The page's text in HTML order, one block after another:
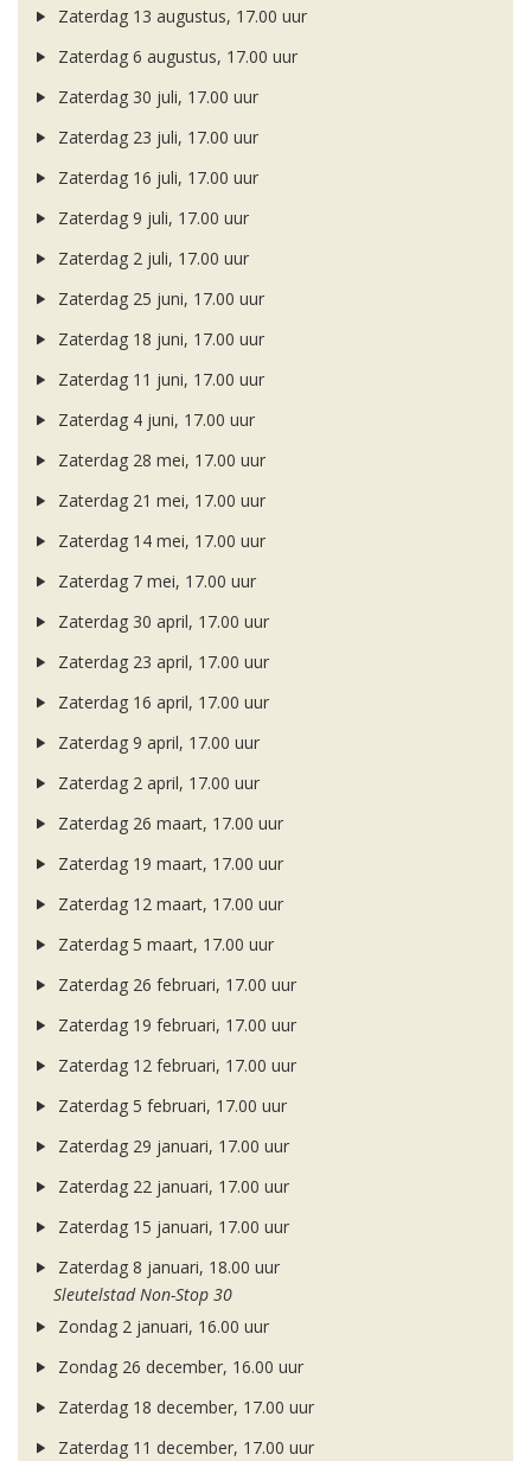
Zaterdag 13 augustus, 17.00 uur
Zaterdag 6 augustus, 17.00 uur
Zaterdag 30 juli, 17.00 uur
Zaterdag 23 juli, 17.00 uur
Zaterdag 16 juli, 17.00 uur
Zaterdag 9 juli, 17.00 uur
Zaterdag 2 juli, 17.00 uur
Zaterdag 25 juni, 17.00 uur
Zaterdag 18 juni, 17.00 uur
Zaterdag 11 juni, 17.00 uur
Zaterdag 4 juni, 17.00 uur
Zaterdag 28 mei, 17.00 uur
Zaterdag 21 mei, 17.00 uur
Zaterdag 14 mei, 17.00 uur
Zaterdag 7 mei, 17.00 uur
Zaterdag 30 april, 17.00 uur
Zaterdag 23 april, 17.00 uur
Zaterdag 16 april, 17.00 uur
Zaterdag 9 april, 17.00 uur
Zaterdag 2 april, 17.00 uur
Zaterdag 26 maart, 17.00 uur
Zaterdag 19 maart, 17.00 uur
Zaterdag 12 maart, 17.00 uur
Zaterdag 5 maart, 17.00 uur
Zaterdag 26 februari, 17.00 uur
Zaterdag 19 februari, 17.00 uur
Zaterdag 12 februari, 17.00 uur
Zaterdag 5 februari, 17.00 uur
Zaterdag 29 januari, 17.00 uur
Zaterdag 22 januari, 17.00 uur
Zaterdag 15 januari, 17.00 uur
Zaterdag 8 januari, 18.00 uur
Sleutelstad Non-Stop 30
Zondag 2 januari, 16.00 uur
Zondag 26 december, 16.00 uur
Zaterdag 18 december, 17.00 uur
Zaterdag 11 december, 17.00 uur